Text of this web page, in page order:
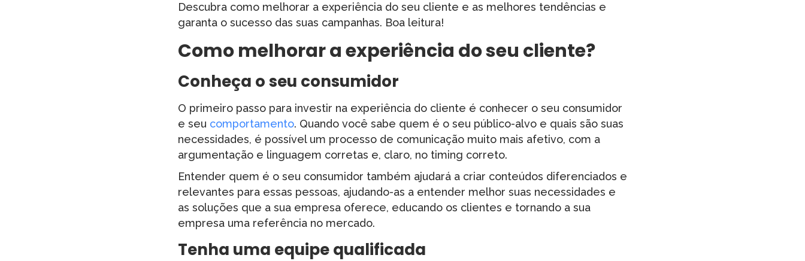
Descubra como melhorar a experiência do seu cliente e as melhores tendências e
garanta o sucesso das suas campanhas. Boa leitura!
Como melhorar a experiência do seu cliente?
Conheça o seu consumidor
O primeiro passo para investir na experiência do cliente é conhecer o seu consumidor
e seu comportamento. Quando você sabe quem é o seu público-alvo e quais são suas
necessidades, é possível um processo de comunicação muito mais afetivo, com a
argumentação e linguagem corretas e, claro, no timing correto.
Entender quem é o seu consumidor também ajudará a criar conteúdos diferenciados e
relevantes para essas pessoas, ajudando-as a entender melhor suas necessidades e
as soluções que a sua empresa oferece, educando os clientes e tornando a sua
empresa uma referência no mercado.
Tenha uma equipe qualificada